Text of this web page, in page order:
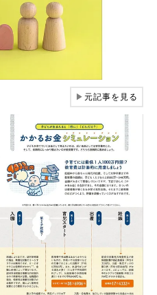
▶元記事を見る